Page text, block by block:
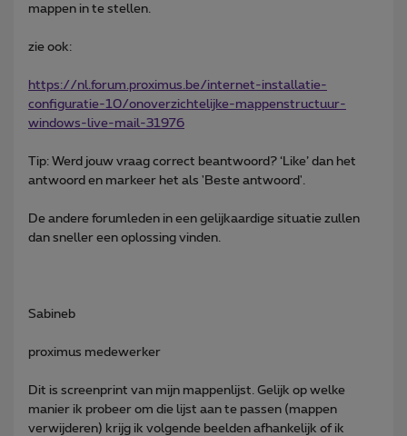
mappen in te stellen.
zie ook:
https://nl.forum.proximus.be/internet-installatie-
configuratie-10/onoverzichtelijke-mappenstructuur-
windows-live-mail-31976
Tip: Werd jouw vraag correct beantwoord? ‘Like’ dan het
antwoord en markeer het als 'Beste antwoord'.
De andere forumleden in een gelijkaardige situatie zullen
dan sneller een oplossing vinden.
Sabineb
proximus medewerker
Dit is screenprint van mijn mappenlijst. Gelijk op welke
manier ik probeer om die lijst aan te passen (mappen
verwijderen) krijg ik volgende beelden afhankelijk of ik